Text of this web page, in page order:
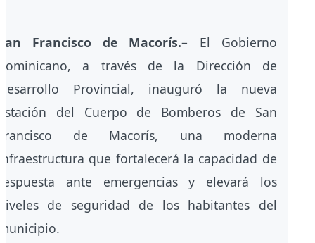
Francisco de Macorís.– El Gobierno
a través de la Dirección de
Provincial, inauguró la nueva
del Cuerpo de Bomberos de San
de Macorís, una moderna
que fortalecerá la capacidad de
ante emergencias y elevará los
de seguridad de los habitantes del